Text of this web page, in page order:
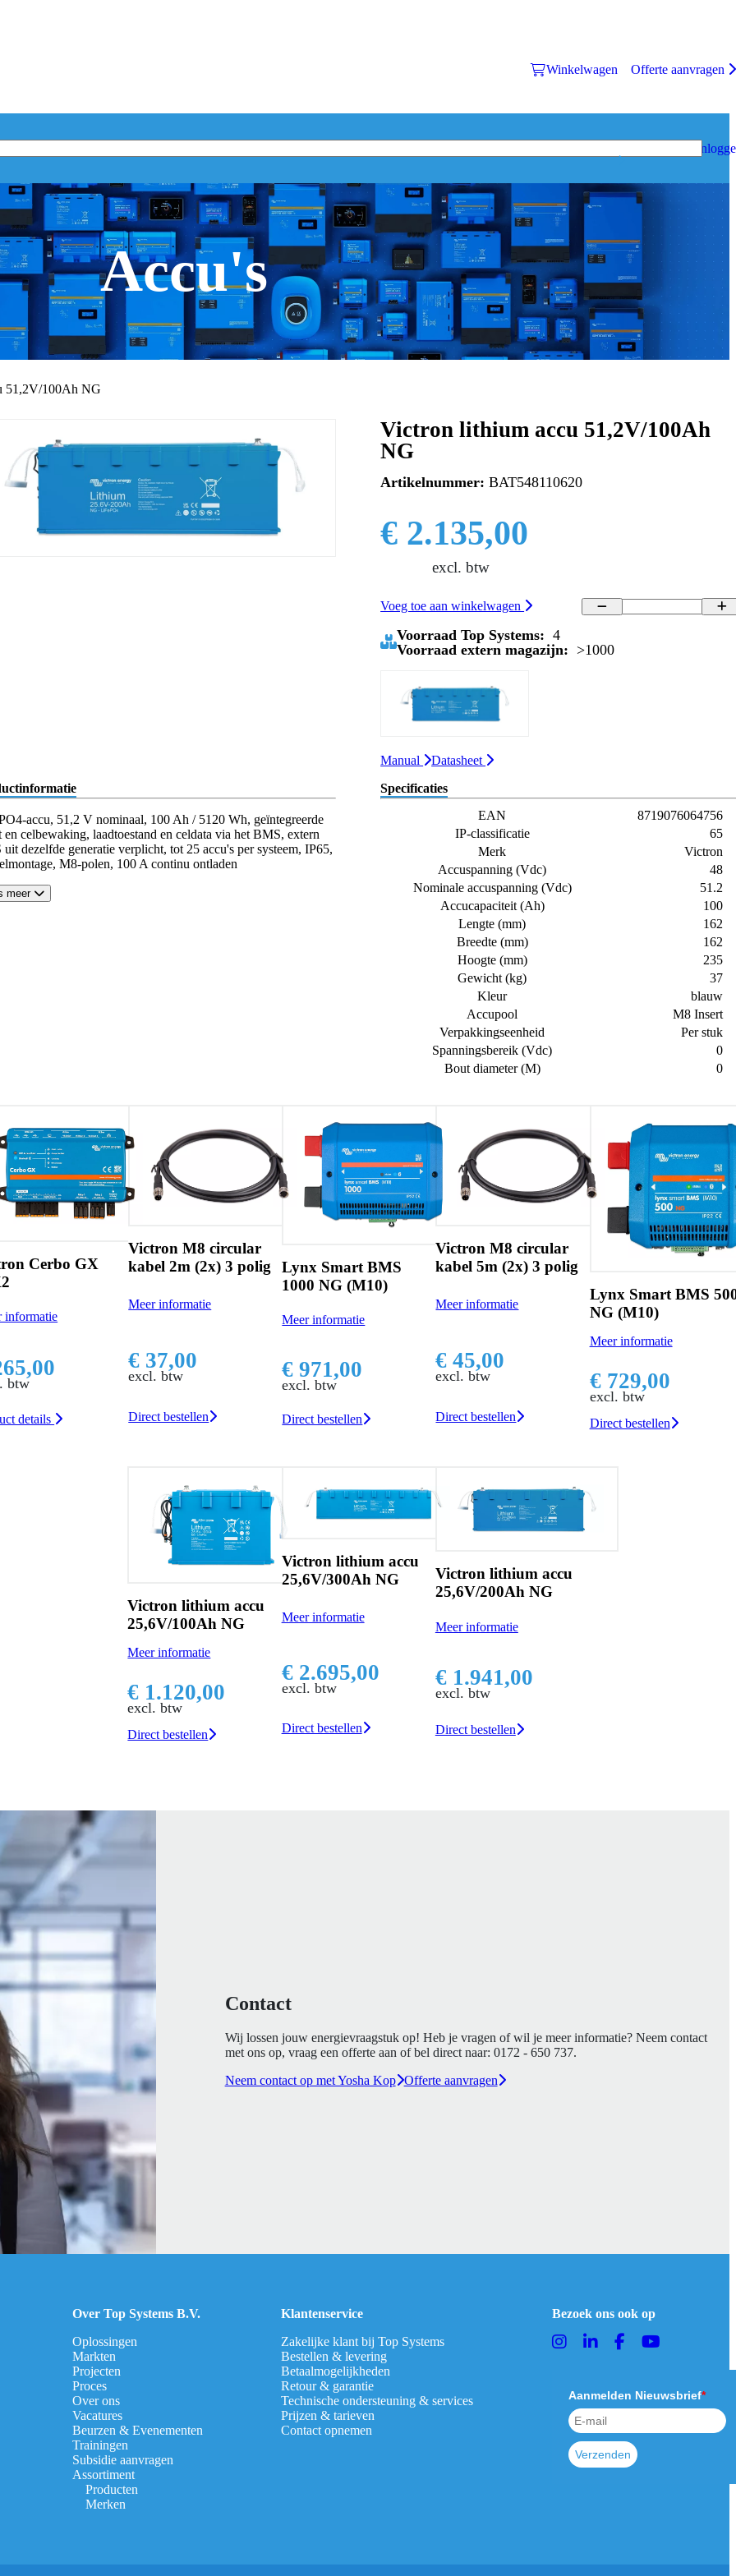
Winkelwagen Offerte aanvragen
Accu's
51,2V/100Ah NG
Victron lithium accu 51,2V/100Ah
NG
Artikelnummer: BAT548110620
€ 2.135,00
excl. btw
Voeg toe aan winkelwagen
Voorraad Top Systems: 4
Voorraad extern magazijn: >1000
Manual
Datasheet
accu, 51,2 V nominaal, 100 Ah / 5120 Wh, geïntegreerde
en celbewaking, laadtoestand en celdata via het BMS, extern
dezelfde generatie verplicht, tot 25 accu's per systeem, IP65,
M8-polen, 100 A continu ontladen
meer
Specificaties
EAN
8719076064756
IP-classificatie
65
Merk
Victron
Accuspanning (Vdc)
48
Nominale accuspanning (Vdc)
51.2
Accucapaciteit (Ah)
100
Lengte (mm)
162
Breedte (mm)
162
Hoogte (mm)
235
Gewicht (kg)
37
Kleur
blauw
Accupool
M8 Insert
Verpakkingseenheid
Per stuk
Spanningsbereik (Vdc)
0
Bout diameter (M)
0
Victron M8 circular
kabel 2m (2x) 3 polig
€ 37,00
excl. btw
Direct bestellen
Lynx Smart BMS
€ 971,00
excl. btw
Direct bestellen
Victron M8 circular
kabel 5m (2x) 3 polig
€ 45,00
excl. btw
Direct bestellen
Lynx Smart BMS 500
NG (M10)
€ 729,00
Direct bestellen
Victron M8
Meer informatie
excl. btw
Direct bestellen
Victron lithium accu
25,6V/100Ah NG
Meer informatie
€ 1.120,00
excl. btw
Direct bestellen
Victron lithium accu
25,6V/300Ah NG
Meer informatie
€ 2.695,00
excl. btw
Direct bestellen
Victron lithium accu
25,6V/200Ah NG
Meer informatie
€ 1.941,00
excl. btw
Direct bestellen
Contact
Wij lossen jouw energievraagstuk op! Heb je vragen of wil je meer informatie? Neem contact
met ons op, vraag een offerte aan of bel direct naar: 0172 - 650 737.
Neem contact op met Yosha Kop Offerte aanvragen
Over Top Systems B.V.
Oplossingen
Markten
Projecten
Proces
Over ons
Vacatures
Beurzen & Evenementen
Trainingen
Subsidie aanvragen
Assortiment
Producten
Merken
Klantenservice
Zakelijke klant bij Top Systems
Bestellen & levering
Betaalmogelijkheden
Retour & garantie
Technische ondersteuning & services
Prijzen & tarieven
Contact opnemen
Bezoek ons ook op
Aanmelden Nieuwsbrief*
Verzenden